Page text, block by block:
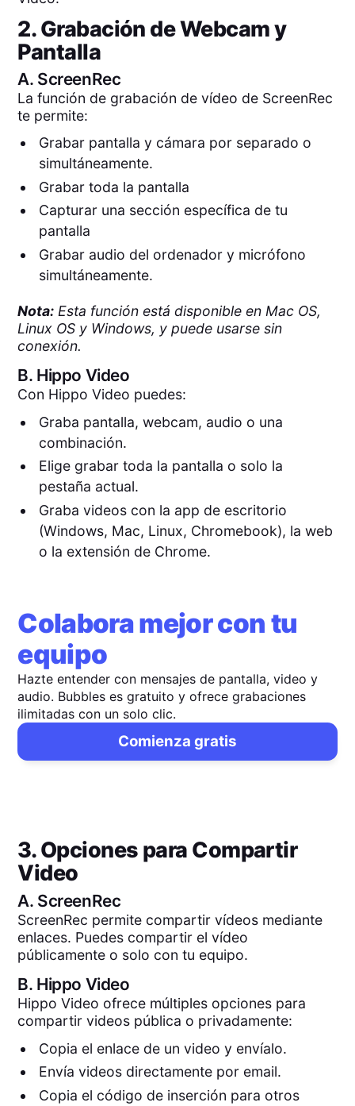
2. Grabación de Webcam y
Pantalla
A. ScreenRec
La función de grabación de vídeo de ScreenRec
te permite:
Grabar pantalla y cámara por separado o
simultáneamente.
Grabar toda la pantalla
Capturar una sección específica de tu
pantalla
Grabar audio del ordenador y micrófono
simultáneamente.
Nota: Esta función está disponible en Mac OS,
Linux OS y Windows, y puede usarse sin
conexión.
B. Hippo Video
Con Hippo Video puedes:
Graba pantalla, webcam, audio o una
combinación.
Elige grabar toda la pantalla o solo la
pestaña actual.
Graba videos con la app de escritorio
(Windows, Mac, Linux, Chromebook), la web
o la extensión de Chrome.
Colabora mejor con tu
equipo
Hazte entender con mensajes de pantalla, video y
audio. Bubbles es gratuito y ofrece grabaciones
ilimitadas con un solo clic.
Comienza gratis
3. Opciones para Compartir
Video
A. ScreenRec
ScreenRec permite compartir vídeos mediante
enlaces. Puedes compartir el vídeo
públicamente o solo con tu equipo.
B. Hippo Video
Hippo Video ofrece múltiples opciones para
compartir videos pública o privadamente:
Copia el enlace de un video y envíalo.
Envía videos directamente por email.
Copia el código de inserción para otros